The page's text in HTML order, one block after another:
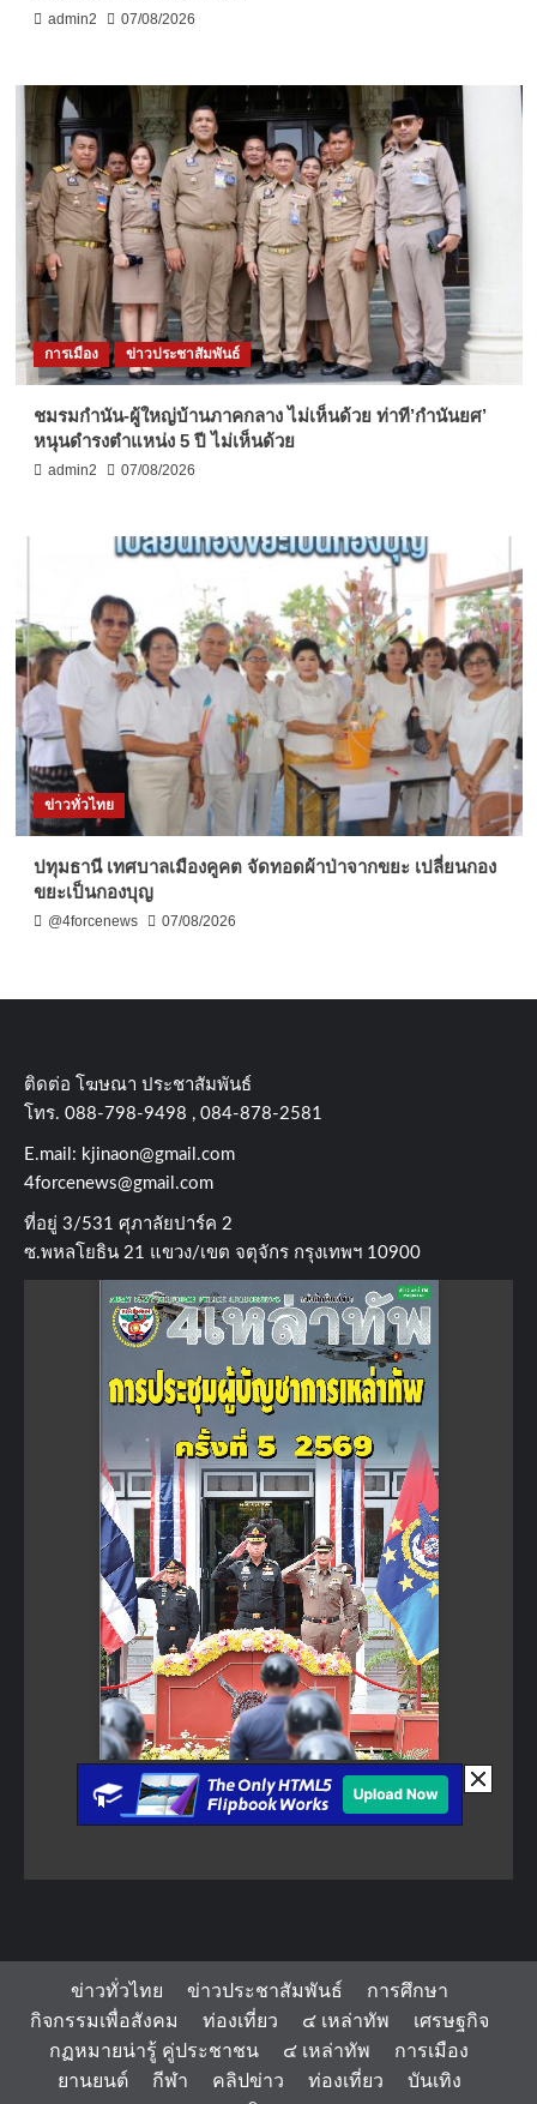
admin2 07/08/2026
การเมือง ข่าวประชาสัมพันธ์
ชมรมกำนัน-ผู้ใหญ่บ้านภาคกลาง ไม่เห็นด้วย ท่าที’กำนันยศ’
หนุนดำรงตำแหน่ง 5 ปี ไม่เห็นด้วย
admin2 07/08/2026
ข่าวทั่วไทย
ปทุมธานี เทศบาลเมืองคูคต จัดทอดผ้าป่าจากขยะ เปลี่ยนกอง
ขยะเป็นกองบุญ
@4forcenews 07/08/2026
ติดต่อ​ โฆษณา​ ประชาสัมพันธ์
โทร​. 088-798-9498 , 084-878-2581
E.mail: kjinaon@gmail.com
4forcenews@gmail.com
ที่อยู่​ 3/531​ ศุภาลัยปาร์ค​ 2
ซ.พหลโยธิน​ 21​ แขวง/เขต​ จตุจักร​ กรุงเทพฯ 10900
ข่าวทั่วไทย ข่าวประชาสัมพันธ์
การศึกษา
กิจกรรมเพื่อสังคม
ท่องเที่ยว ๔ เหล่าทัพ
เศรษฐกิจ
กฏหมายน่ารู้ คู่ประชาชน
๔ เหล่าทัพ
การเมือง
ยานยนต์
กีฬา คลิปข่าว ท่องเที่ยว
บันเทิง